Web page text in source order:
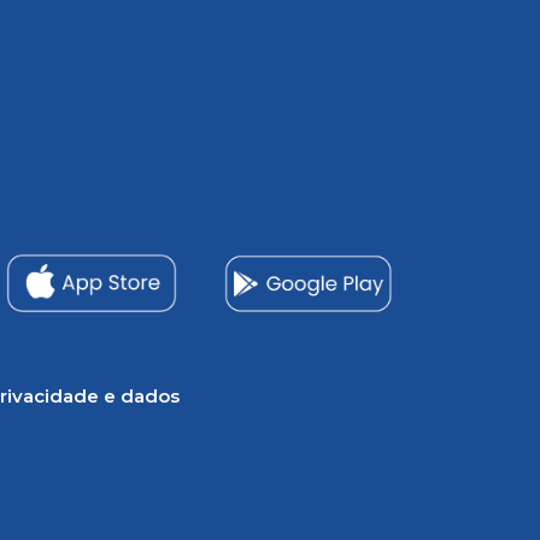
e dados